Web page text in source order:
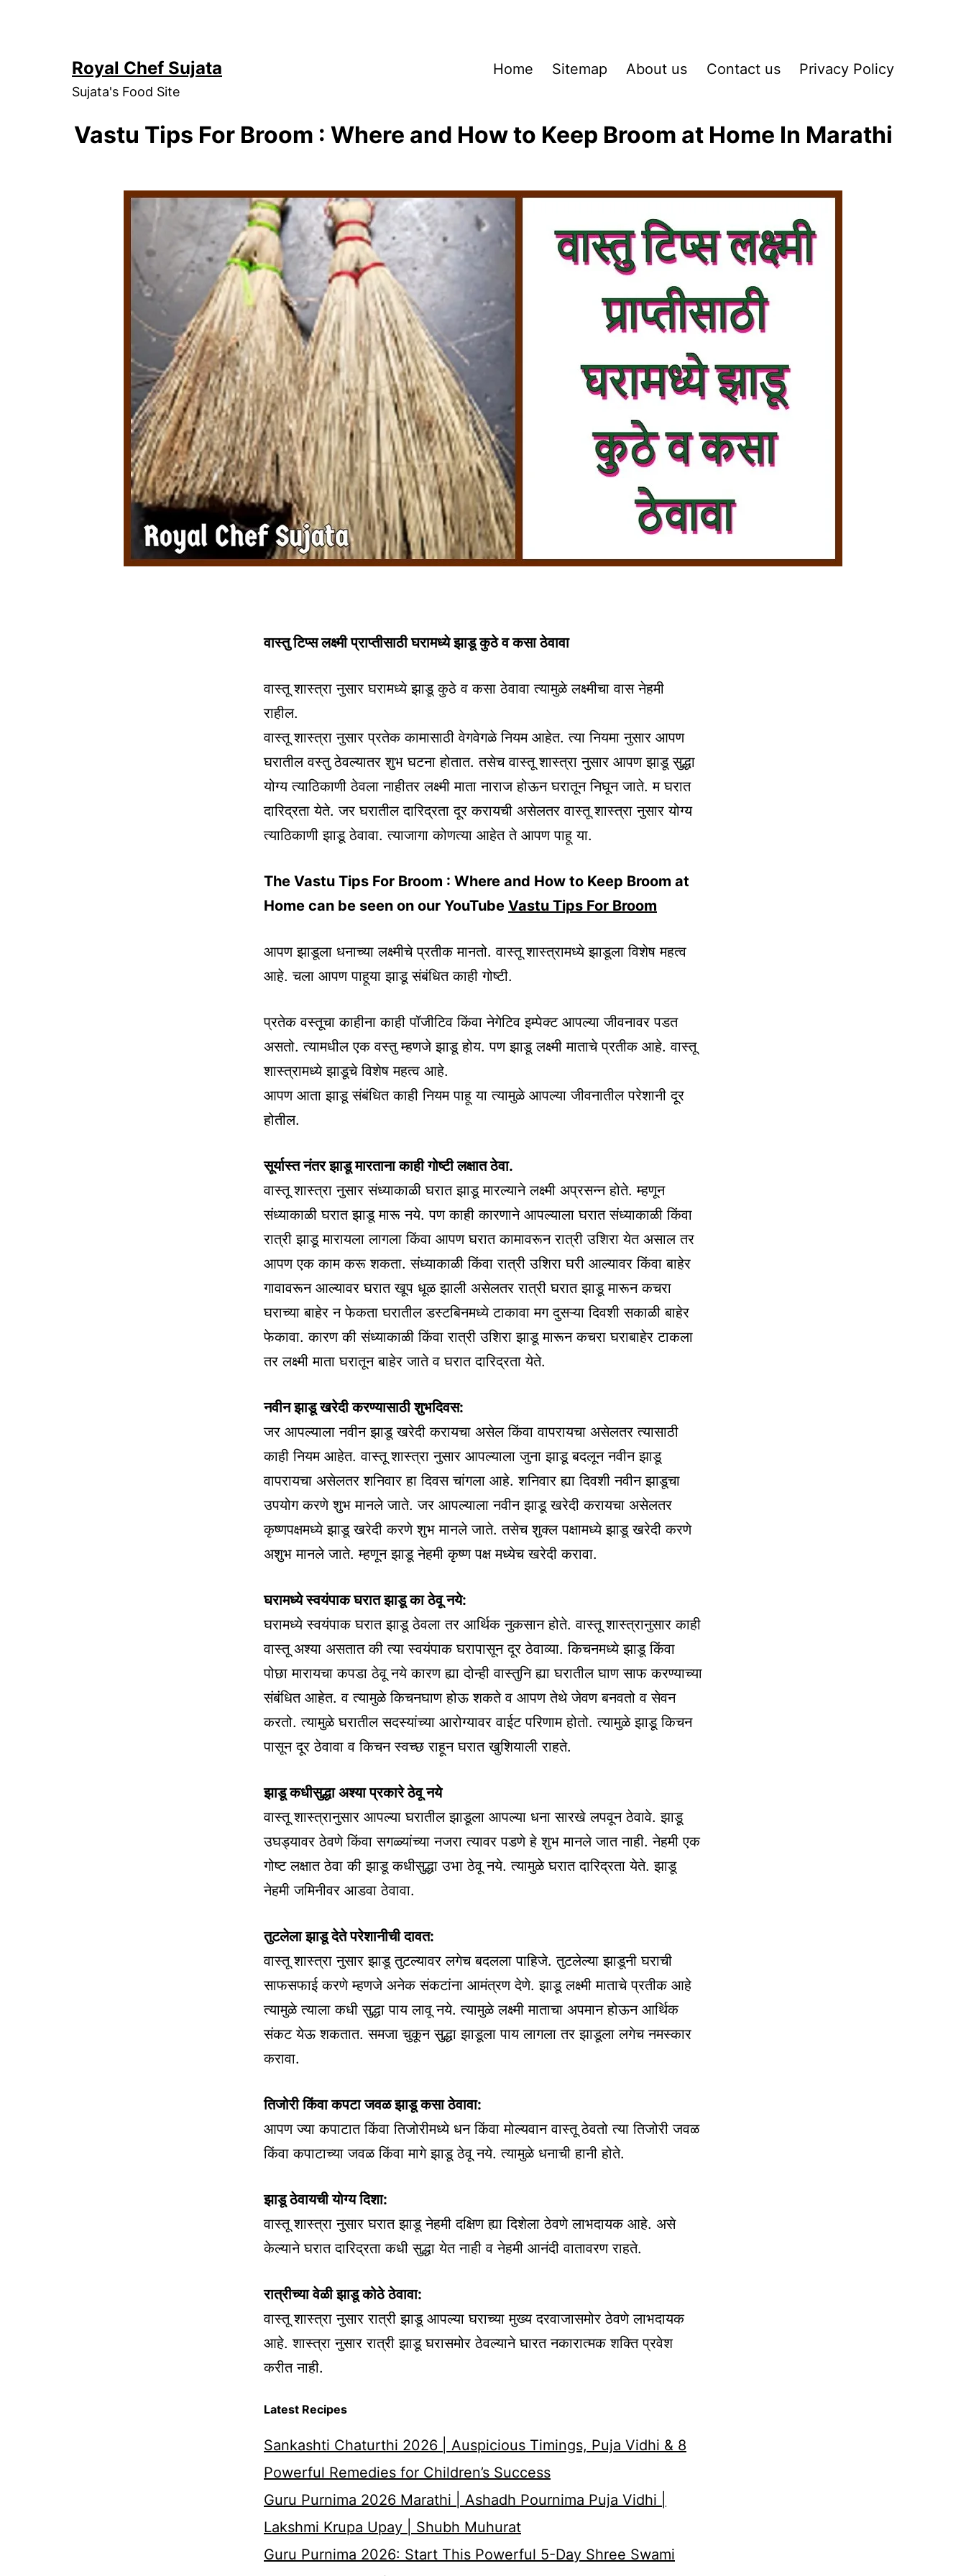
Royal Chef Sujata
Sujata's Food Site
Home Sitemap About us Contact us Privacy Policy
Vastu Tips For Broom : Where and How to Keep Broom at Home In Marathi
वास्तु टिप्स लक्ष्मी प्राप्तीसाठी घरामध्ये झाडू कुठे व कसा ठेवावा
वास्तू शास्त्रा नुसार घरामध्ये झाडू कुठे व कसा ठेवावा त्यामुळे लक्ष्मीचा वास नेहमी
राहील.
वास्तू शास्त्रा नुसार प्रतेक कामासाठी वेगवेगळे नियम आहेत. त्या नियमा नुसार आपण
घरातील वस्तु ठेवल्यातर शुभ घटना होतात. तसेच वास्तू शास्त्रा नुसार आपण झाडू सुद्धा
योग्य त्याठिकाणी ठेवला नाहीतर लक्ष्मी माता नाराज होऊन घरातून निघून जाते. म घरात
दारिद्रता येते. जर घरातील दारिद्रता दूर करायची असेलतर वास्तू शास्त्रा नुसार योग्य
त्याठिकाणी झाडू ठेवावा. त्याजागा कोणत्या आहेत ते आपण पाहू या.
The Vastu Tips For Broom : Where and How to Keep Broom at
Home can be seen on our YouTube Vastu Tips For Broom
आपण झाडूला धनाच्या लक्ष्मीचे प्रतीक मानतो. वास्तू शास्त्रामध्ये झाडूला विशेष महत्व
आहे. चला आपण पाहूया झाडू संबंधित काही गोष्टी.
प्रतेक वस्तूचा काहीना काही पॉजीटिव किंवा नेगेटिव इम्पेक्ट आपल्या जीवनावर पडत
असतो. त्यामधील एक वस्तु म्हणजे झाडू होय. पण झाडू लक्ष्मी माताचे प्रतीक आहे. वास्तू
शास्त्रामध्ये झाडूचे विशेष महत्व आहे.
आपण आता झाडू संबंधित काही नियम पाहू या त्यामुळे आपल्या जीवनातील परेशानी दूर
होतील.
सूर्यास्त नंतर झाडू मारताना काही गोष्टी लक्षात ठेवा.
वास्तू शास्त्रा नुसार संध्याकाळी घरात झाडू मारल्याने लक्ष्मी अप्रसन्न होते. म्हणून
संध्याकाळी घरात झाडू मारू नये. पण काही कारणाने आपल्याला घरात संध्याकाळी किंवा
रात्री झाडू मारायला लागला किंवा आपण घरात कामावरून रात्री उशिरा येत असाल तर
आपण एक काम करू शकता. संध्याकाळी किंवा रात्री उशिरा घरी आल्यावर किंवा बाहेर
गावावरून आल्यावर घरात खूप धूळ झाली असेलतर रात्री घरात झाडू मारून कचरा
घराच्या बाहेर न फेकता घरातील डस्टबिनमध्ये टाकावा मग दुसऱ्या दिवशी सकाळी बाहेर
फेकावा. कारण की संध्याकाळी किंवा रात्री उशिरा झाडू मारून कचरा घराबाहेर टाकला
तर लक्ष्मी माता घरातून बाहेर जाते व घरात दारिद्रता येते.
नवीन झाडू खरेदी करण्यासाठी शुभदिवस:
जर आपल्याला नवीन झाडू खरेदी करायचा असेल किंवा वापरायचा असेलतर त्यासाठी
काही नियम आहेत. वास्तू शास्त्रा नुसार आपल्याला जुना झाडू बदलून नवीन झाडू
वापरायचा असेलतर शनिवार हा दिवस चांगला आहे. शनिवार ह्या दिवशी नवीन झाडूचा
उपयोग करणे शुभ मानले जाते. जर आपल्याला नवीन झाडू खरेदी करायचा असेलतर
कृष्णपक्षमध्ये झाडू खरेदी करणे शुभ मानले जाते. तसेच शुक्ल पक्षामध्ये झाडू खरेदी करणे
अशुभ मानले जाते. म्हणून झाडू नेहमी कृष्ण पक्ष मध्येच खरेदी करावा.
घरामध्ये स्वयंपाक घरात झाडू का ठेवू नये:
घरामध्ये स्वयंपाक घरात झाडू ठेवला तर आर्थिक नुकसान होते. वास्तू शास्त्रानुसार काही
वास्तू अश्या असतात की त्या स्वयंपाक घरापासून दूर ठेवाव्या. किचनमध्ये झाडू किंवा
पोछा मारायचा कपडा ठेवू नये कारण ह्या दोन्ही वास्तुनि ह्या घरातील घाण साफ करण्याच्या
संबंधित आहेत. व त्यामुळे किचनघाण होऊ शकते व आपण तेथे जेवण बनवतो व सेवन
करतो. त्यामुळे घरातील सदस्यांच्या आरोग्यावर वाईट परिणाम होतो. त्यामुळे झाडू किचन
पासून दूर ठेवावा व किचन स्वच्छ राहून घरात खुशियाली राहते.
झाडू कधीसुद्धा अश्या प्रकारे ठेवू नये
वास्तू शास्त्रानुसार आपल्या घरातील झाडूला आपल्या धना सारखे लपवून ठेवावे. झाडू
उघड्यावर ठेवणे किंवा सगळ्यांच्या नजरा त्यावर पडणे हे शुभ मानले जात नाही. नेहमी एक
गोष्ट लक्षात ठेवा की झाडू कधीसुद्धा उभा ठेवू नये. त्यामुळे घरात दारिद्रता येते. झाडू
नेहमी जमिनीवर आडवा ठेवावा.
तुटलेला झाडू देते परेशानीची दावत:
वास्तू शास्त्रा नुसार झाडू तुटल्यावर लगेच बदलला पाहिजे. तुटलेल्या झाडूनी घराची
साफसफाई करणे म्हणजे अनेक संकटांना आमंत्रण देणे. झाडू लक्ष्मी माताचे प्रतीक आहे
त्यामुळे त्याला कधी सुद्धा पाय लावू नये. त्यामुळे लक्ष्मी माताचा अपमान होऊन आर्थिक
संकट येऊ शकतात. समजा चुकून सुद्धा झाडूला पाय लागला तर झाडूला लगेच नमस्कार
करावा.
तिजोरी किंवा कपटा जवळ झाडू कसा ठेवावा:
आपण ज्या कपाटात किंवा तिजोरीमध्ये धन किंवा मोल्यवान वास्तू ठेवतो त्या तिजोरी जवळ
किंवा कपाटाच्या जवळ किंवा मागे झाडू ठेवू नये. त्यामुळे धनाची हानी होते.
झाडू ठेवायची योग्य दिशा:
वास्तू शास्त्रा नुसार घरात झाडू नेहमी दक्षिण ह्या दिशेला ठेवणे लाभदायक आहे. असे
केल्याने घरात दारिद्रता कधी सुद्धा येत नाही व नेहमी आनंदी वातावरण राहते.
रात्रीच्या वेळी झाडू कोठे ठेवावा:
वास्तू शास्त्रा नुसार रात्री झाडू आपल्या घराच्या मुख्य दरवाजासमोर ठेवणे लाभदायक
आहे. शास्त्रा नुसार रात्री झाडू घरासमोर ठेवल्याने घारत नकारात्मक शक्ति प्रवेश
करीत नाही.
Latest Recipes
Sankashti Chaturthi 2026 | Auspicious Timings, Puja Vidhi & 8
Powerful Remedies for Children’s Success
Guru Purnima 2026 Marathi | Ashadh Pournima Puja Vidhi |
Lakshmi Krupa Upay | Shubh Muhurat
Guru Purnima 2026: Start This Powerful 5-Day Shree Swami